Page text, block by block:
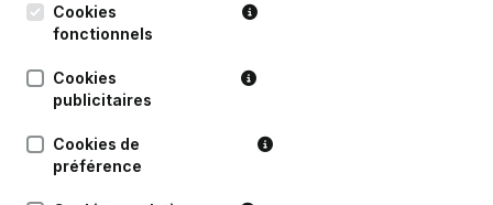
Publicationsde Liniane
Date
07-07-2008
Siège Social - But - Demissions,
Cookies
fonctionnels
Cookies
publicitaires
Cookies de
préférence